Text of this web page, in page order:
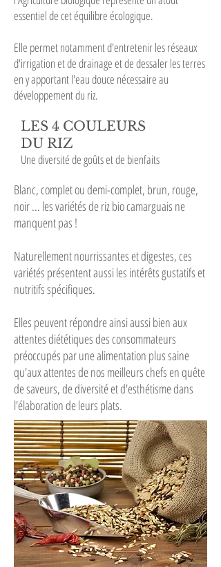
essentiel de cet équilibre écologique.
Elle permet notamment d'entretenir les réseaux
d'irrigation et de drainage et de dessaler les terres
en y apportant l'eau douce nécessaire au
développement du riz.
Blanc, complet ou demi-complet, brun, rouge,
noir ... les variétés de riz bio camarguais ne
manquent pas !
Naturellement nourrissantes et digestes, ces
variétés présentent aussi les intérêts gustatifs et
nutritifs spécifiques.
Elles peuvent répondre ainsi aussi bien aux
attentes diététiques des consommateurs
préoccupés par une alimentation plus saine
qu'aux attentes de nos meilleurs chefs en quête
de saveurs, de diversité et d'esthétisme dans
l'élaboration de leurs plats.
LES 4 COULEURS
DU RIZ
Une diversité de goûts et de bienfaits